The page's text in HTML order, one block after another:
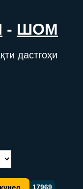
- ШОМ
дастгоҳи
17969